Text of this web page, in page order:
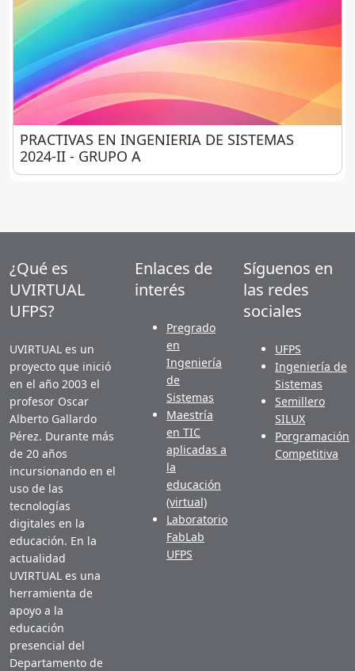
PRACTIVAS EN INGENIERIA DE SISTEMAS 2024-II
PRACTIVAS EN INGENIERIA DE SISTEMAS
2024-II - GRUPO A
¿Qué es
UVIRTUAL
UFPS?
UVIRTUAL es un
proyecto que inició
en el año 2003 el
profesor Oscar
Alberto Gallardo
Pérez. Durante más
de 20 años
incursionando en el
uso de las
tecnologías
digitales en la
educación. En la
actualidad
UVIRTUAL es una
herramienta de
apoyo a la
educación
presencial del
Departamento de
Enlaces de
interés
Pregrado
en
Ingeniería
de
Sistemas
Maestría
en TIC
aplicadas a
la
educación
(virtual)
Laboratorio
FabLab
UFPS
Síguenos en
las redes
sociales
UFPS
Ingeniería de
Sistemas
Semillero
SILUX
Porgramación
Competitiva